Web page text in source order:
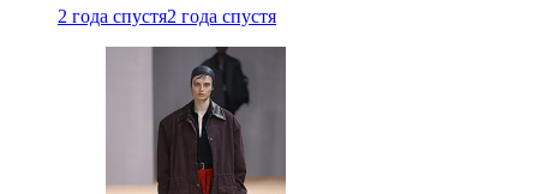
2 года спустя2 года спустя